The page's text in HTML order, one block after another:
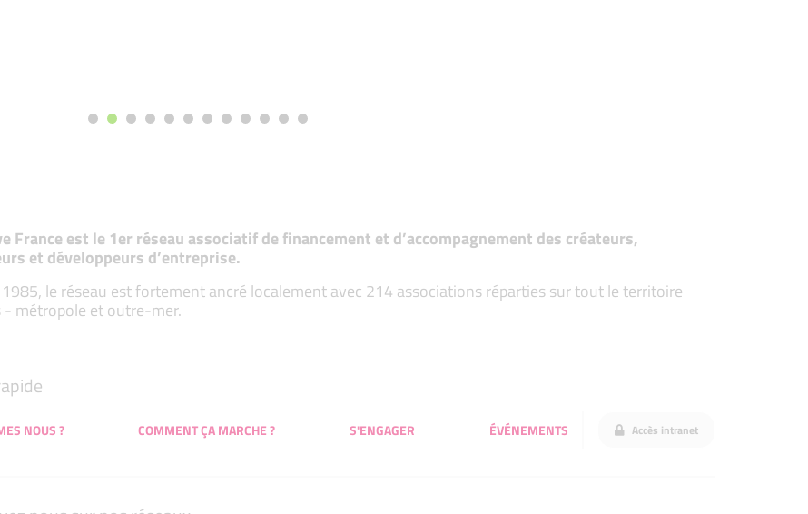
France est le 1er réseau associatif de financement et d’accompagnement des créateurs,
et développeurs d’entreprise.
1985, le réseau est fortement ancré localement avec 214 associations réparties sur tout le territoire
- métropole et outre-mer.
NOUS ? COMMENT ÇA MARCHE ? S'ENGAGER ÉVÉNEMENTS Accès intranet